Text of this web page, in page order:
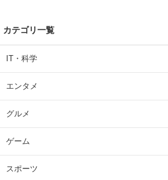
カテゴリ一覧
IT・科学
エンタメ
グルメ
ゲーム
スポーツ